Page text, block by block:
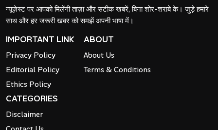
न्यूज़ेस्ट पर आपको मिलेंगी ताज़ा और सटीक खबरें, बिना शोर-शराबे के। जुड़े हमारे
साथ और हर जरूरी खबर को समझें अपनी भाषा में।
IMPORTANT LINK
Privacy Policy
Editorial Policy
Ethics Policy
ABOUT
About Us
Terms & Conditions
CATEGORIES
Disclaimer